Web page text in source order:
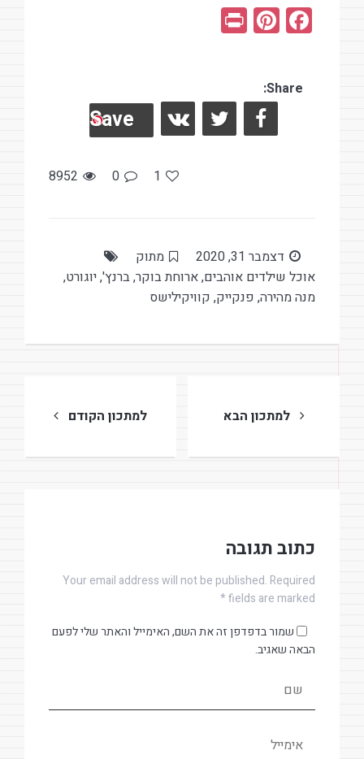
F
a
ce
b
o
Pi
nt
es
t
Share:
Save
8952 0 1
דצמבר 31, 2020
מתוק
אוכל שילדים אוהבים,ארוחת בוקר,ברנץ',יוגורט,
מנה מהירה, פנקייק, קוויקילישס
ניווט
למתכון הקודם למתכון הבא
כתוב תגובה
Your email address will not be published. Required
fields are marked *
שמור בדפדפן זה את השם, האימייל והאתר שלי לפעם
הבאה שאגיב.